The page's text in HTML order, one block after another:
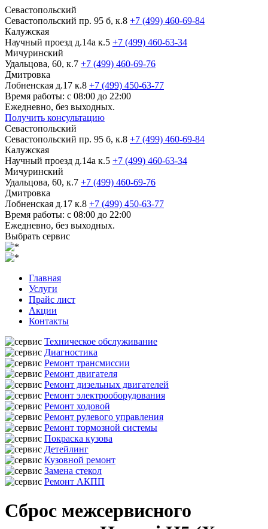
Севастопольский
Севастопольский пр. 95 б, к.8 +7 (499) 460-69-84
Калужская
Научный проезд д.14а к.5 +7 (499) 460-63-34
Мичуринский
Удальцова, 60, к.7 +7 (499) 460-69-76
Дмитровка
Лобненская д.17 к.8 +7 (499) 450-63-77
Время работы: с 08:00 до 22:00
Ежедневно, без выходных.
Получить консультацию
Севастопольский
Севастопольский пр. 95 б, к.8 +7 (499) 460-69-84
Калужская
Научный проезд д.14а к.5 +7 (499) 460-63-34
Мичуринский
Удальцова, 60, к.7 +7 (499) 460-69-76
Дмитровка
Лобненская д.17 к.8 +7 (499) 450-63-77
Время работы: с 08:00 до 22:00
Ежедневно, без выходных.
Выбрать сервис
Главная
Услуги
Прайс лист
Акции
Контакты
Техническое обслуживание
Диагностика
Ремонт трансмиссии
Ремонт двигателя
Ремонт дизельных двигателей
Ремонт электрооборудования
Ремонт ходовой
Ремонт рулевого управления
Ремонт тормозной системы
Покраска кузова
Детейлинг
Кузовной ремонт
Замена стекол
Ремонт АКПП
Сброс межсервисного